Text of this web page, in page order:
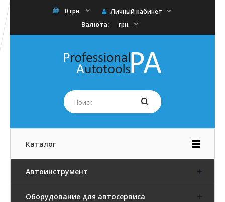
0 грн. Личный кабинет
Валюта: грн.
Каталог
Автоинструмент
Оборудование для автосервиса